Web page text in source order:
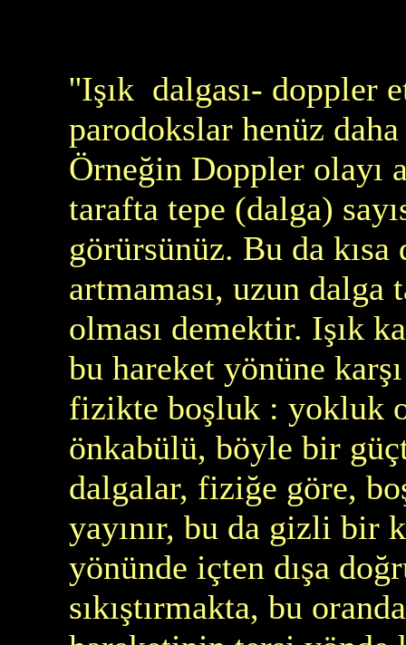
''Işık dalgası- doppler
parodokslar henüz
Örneğin Doppler olayı
tarafta tepe (dalga)
görürsünüz. Bu da kısa
artmaması, uzun dalga
olması demektir. Işık
bu hareket yönüne
fizikte boşluk : yokluk
önkabülü, böyle bir
dalgalar, fiziğe göre,
yayınır, bu da gizli bir
yönünde içten dışa
sıkıştırmakta, bu